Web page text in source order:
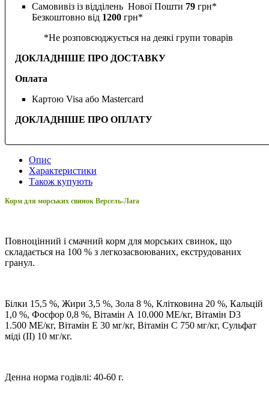
Самовивіз із відділень Нової Пошти 79 грн*
Безкоштовно від 1200 грн*
*Не розповсюджується на деякі групи товарів
ДОКЛАДНІШЕ ПРО ДОСТАВКУ
Оплата
Картою Visa або Mastercard
ДОКЛАДНІШЕ ПРО ОПЛАТУ
Опис
Характеристики
Також купують
Корм для морських свинок Версель-Лага
Повноцінний і смачний корм для морських свинок, що
складається на 100 % з легкозасвоюваних, екструдованих
гранул.
Білки 15,5 %, Жири 3,5 %, Зола 8 %, Клітковина 20 %, Кальцій
1,0 %, Фосфор 0,8 %, Вітамін А 10.000 МЕ/кг, Вітамін D3
1.500 МЕ/кг, Вітамін E 30 мг/кг, Вітамін C 750 мг/кг, Сульфат
міді (II) 10 мг/кг.
Денна норма годівлі: 40-60 г.